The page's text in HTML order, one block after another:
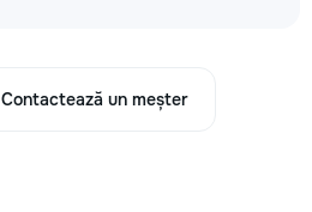
Contactează un meșter